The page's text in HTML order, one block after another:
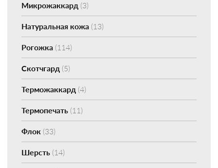
Микрожаккард (3)
Натуральная кожа (13)
Рогожка (114)
Скотчгард (5)
Терможаккард (4)
Термопечать (11)
Флок (33)
Шерсть (14)